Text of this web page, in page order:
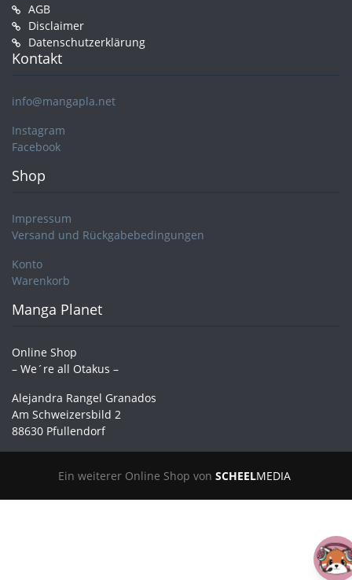
AGB
Disclaimer
Datenschutzerklärung
Kontakt
info@mangapla.net
Instagram
Facebook
Shop
Impressum
Versand und Rückgabebedingungen
Konto
Warenkorb
Manga Planet
Online Shop
– We´re all Otakus –
Alejandra Rangel Granados
Am Schweizersbild 2
88630 Pfullendorf
Ein weiterer Online Shop von SCHEELMEDIA